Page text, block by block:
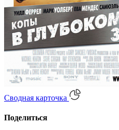
Сводная карточка
Поделиться